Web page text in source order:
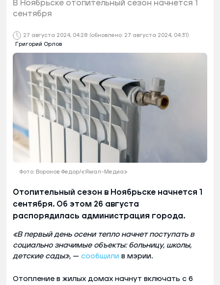
27 августа 2024, 04:28 (обновлено: 27 августа 2024, 04:31)
Григорий Орлов
В Ноябрьске отопительный сезон начнется 1
сентября
Фото: Воронов Федор/«Ямал-Медиа»
Отопительный сезон в Ноябрьске начнется 1
сентября. Об этом 26 августа
распорядилась администрация города.
«В первый день осени тепло начнет поступать в
социально значимые объекты: больницу, школы,
детские сады», — сообщили в мэрии.
Отопление в жилых домах начнут включать с 6